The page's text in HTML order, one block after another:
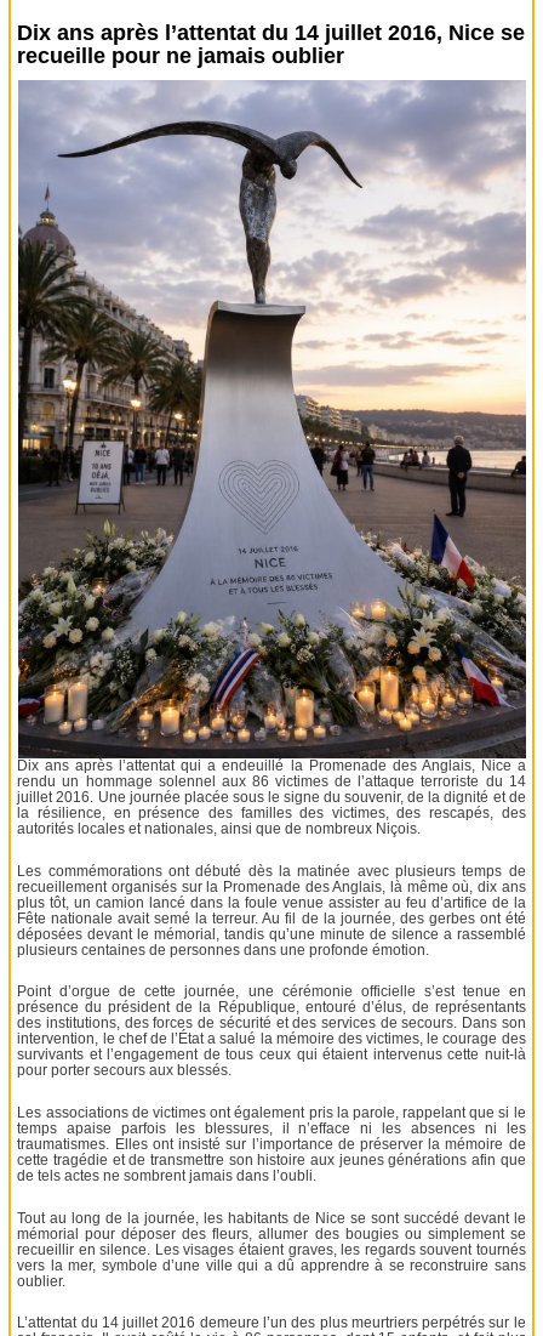
Dix ans après l’attentat du 14 juillet 2016, Nice se
recueille pour ne jamais oublier
Dix ans après l’attentat qui a endeuillé la Promenade des Anglais, Nice a
rendu un hommage solennel aux 86 victimes de l’attaque terroriste du 14
juillet 2016. Une journée placée sous le signe du souvenir, de la dignité et de
la résilience, en présence des familles des victimes, des rescapés, des
autorités locales et nationales, ainsi que de nombreux Niçois.
Les commémorations ont débuté dès la matinée avec plusieurs temps de
recueillement organisés sur la Promenade des Anglais, là même où, dix ans
plus tôt, un camion lancé dans la foule venue assister au feu d’artifice de la
Fête nationale avait semé la terreur. Au fil de la journée, des gerbes ont été
déposées devant le mémorial, tandis qu’une minute de silence a rassemblé
plusieurs centaines de personnes dans une profonde émotion.
Point d’orgue de cette journée, une cérémonie officielle s’est tenue en
présence du président de la République, entouré d’élus, de représentants
des institutions, des forces de sécurité et des services de secours. Dans son
intervention, le chef de l’État a salué la mémoire des victimes, le courage des
survivants et l’engagement de tous ceux qui étaient intervenus cette nuit-là
pour porter secours aux blessés.
Les associations de victimes ont également pris la parole, rappelant que si le
temps apaise parfois les blessures, il n’efface ni les absences ni les
traumatismes. Elles ont insisté sur l’importance de préserver la mémoire de
cette tragédie et de transmettre son histoire aux jeunes générations afin que
de tels actes ne sombrent jamais dans l’oubli.
Tout au long de la journée, les habitants de Nice se sont succédé devant le
mémorial pour déposer des fleurs, allumer des bougies ou simplement se
recueillir en silence. Les visages étaient graves, les regards souvent tournés
vers la mer, symbole d’une ville qui a dû apprendre à se reconstruire sans
oublier.
L’attentat du 14 juillet 2016 demeure l’un des plus meurtriers perpétrés sur le